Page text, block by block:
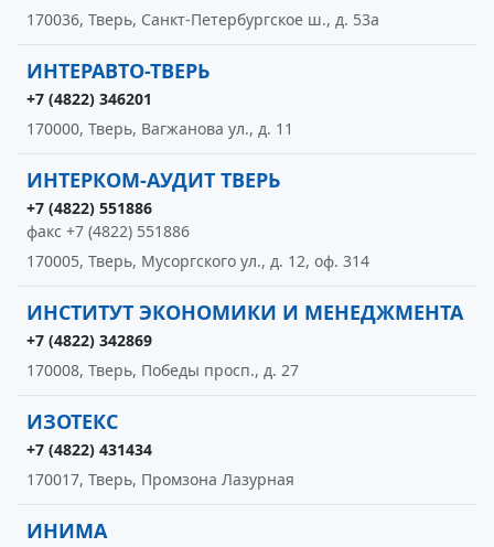
170036, Тверь, Санкт-Петербургское ш., д. 53а
ИНТЕРАВТО-ТВЕРЬ
+7 (4822) 346201
170000, Тверь, Вагжанова ул., д. 11
ИНТЕРКОМ-АУДИТ ТВЕРЬ
+7 (4822) 551886
факс +7 (4822) 551886
170005, Тверь, Мусоргского ул., д. 12, оф. 314
ИНСТИТУТ ЭКОНОМИКИ И МЕНЕДЖМЕНТА
+7 (4822) 342869
170008, Тверь, Победы просп., д. 27
ИЗОТЕКС
+7 (4822) 431434
170017, Тверь, Промзона Лазурная
ИНИМА